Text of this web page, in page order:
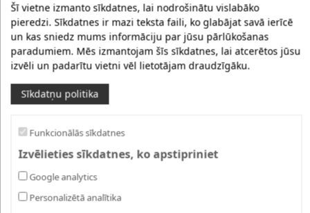
Šī vietne izmanto sīkdatnes, lai nodrošinātu vislabāko
pieredzi. Sīkdatnes ir mazi teksta faili, ko glabājat savā ierīcē
un kas sniedz mums informāciju par jūsu pārlūkošanas
paradumiem. Mēs izmantojam šīs sīkdatnes, lai atcerētos jūsu
izvēli un padarītu vietni vēl lietotājam draudzīgāku.
Sīkdatņu politika
Funkcionālās sīkdatnes
Izvēlieties sīkdatnes, ko apstipriniet
Google analytics
Personalizētā analītika